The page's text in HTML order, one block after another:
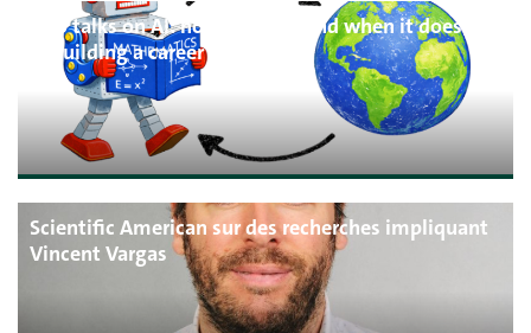
Two talks on AI: how it works and when it doesn’t
& building a career in tech
Scientific American sur des recherches impliquant
Vincent Vargas